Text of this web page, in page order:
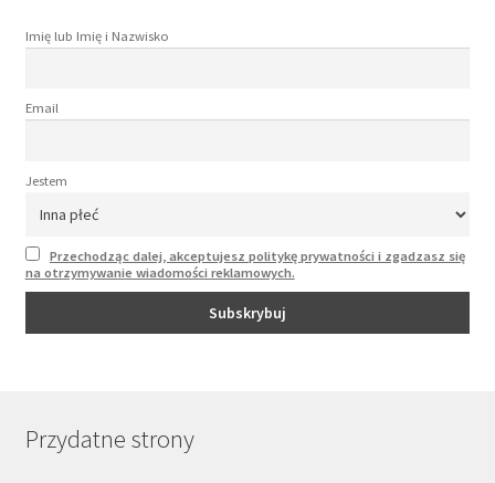
Imię lub Imię i Nazwisko
Email
Jestem
Przechodząc dalej, akceptujesz politykę prywatności i zgadzasz się
na otrzymywanie wiadomości reklamowych.
Przydatne strony